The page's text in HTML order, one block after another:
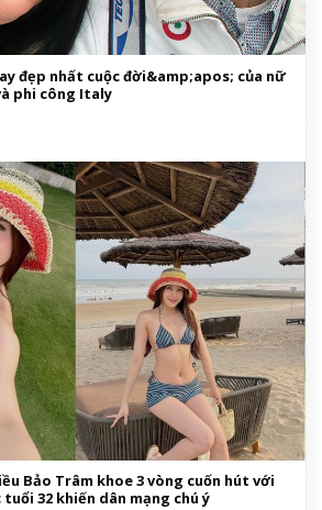
đẹp nhất cuộc đời&amp;apos; của nữ
phi công Italy
Bảo Trâm khoe 3 vòng cuốn hút với
32 khiến dân mạng chú ý